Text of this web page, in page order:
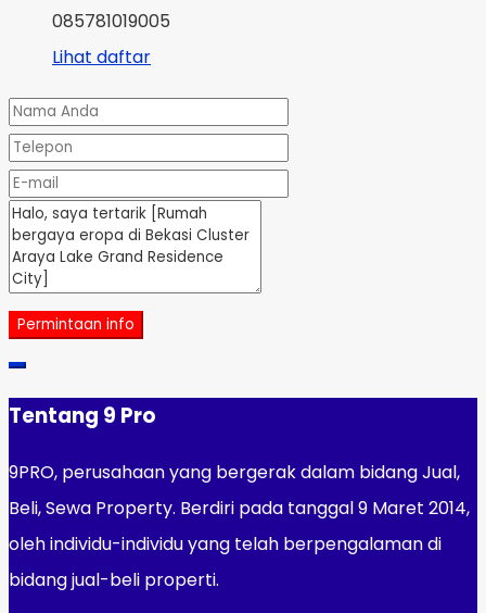
085781019005
Lihat daftar
Permintaan info
Tentang 9 Pro
9PRO, perusahaan yang bergerak dalam bidang Jual,
Beli, Sewa Property. Berdiri pada tanggal 9 Maret 2014,
oleh individu-individu yang telah berpengalaman di
bidang jual-beli properti.